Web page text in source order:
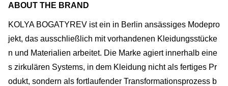
ABOUT THE BRAND
KOLYA BOGATYREV ist ein in Berlin ansässiges Modepro
jekt, das ausschließlich mit vorhandenen Kleidungsstücke
n und Materialien arbeitet. Die Marke agiert innerhalb eine
s zirkulären Systems, in dem Kleidung nicht als fertiges Pr
odukt, sondern als fortlaufender Transformationsprozess b